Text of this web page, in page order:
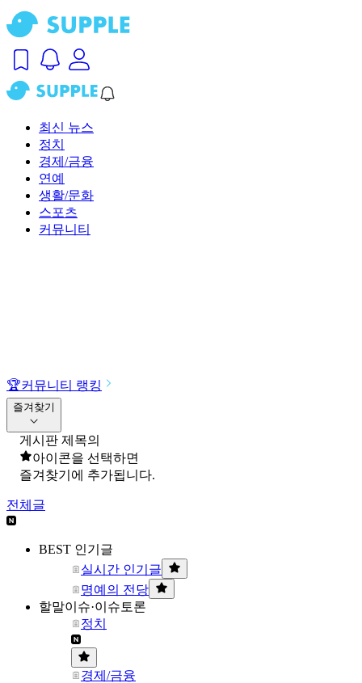
최신 뉴스
정치
경제/금융
연예
생활/문화
스포츠
커뮤니티
🏆커뮤니티 랭킹
즐겨찾기
게시판 제목의
아이콘을 선택하면
즐겨찾기에 추가됩니다.
전체글
BEST 인기글
실시간 인기글
명예의 전당
할말이슈·이슈토론
정치
경제/금융